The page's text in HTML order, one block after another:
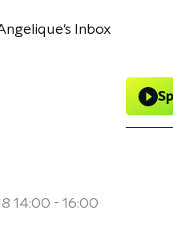
Inbox
14:00 - 16:00